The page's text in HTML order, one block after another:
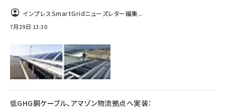
インプレスSmartGridニューズレター編集...
7月29日 13:30
低GHG銅ケーブル、アマゾン物流拠点へ実装：